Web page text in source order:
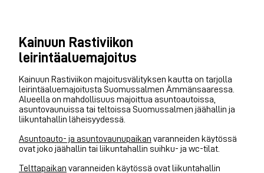
Kainuun Rastiviikon
leirintäaluemajoitus
Kainuun Rastiviikon majoitusvälityksen kautta on tarjolla
leirintäaluemajoitusta Suomussalmen Ämmänsaaressa.
Alueella on mahdollisuus majoittua asuntoautoissa,
asuntovaunuissa tai teltoissa Suomussalmen jäähallin ja
liikuntahallin läheisyydessä.
Asuntoauto- ja asuntovaunupaikan varanneiden käytössä
ovat joko jäähallin tai liikuntahallin suihku- ja wc-tilat.
Telttapaikan varanneiden käytössä ovat liikuntahallin